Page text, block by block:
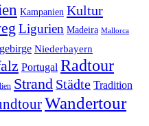
Kampanien Kultur
Ligurien Madeira Mallorca
Niederbayern
Portugal Radtour
Strand Städte Tradition
Wandertour